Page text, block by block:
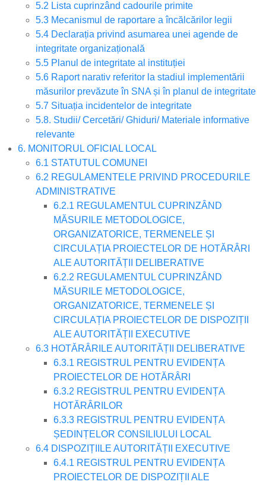
5.2 Lista cuprinzând cadourile primite
5.3 Mecanismul de raportare a încălcărilor legii
5.4 Declarația privind asumarea unei agende de
integritate organizațională
5.5 Planul de integritate al instituției
5.6 Raport narativ referitor la stadiul implementării
măsurilor prevăzute în SNA și în planul de integritate
5.7 Situația incidentelor de integritate
5.8. Studii/ Cercetări/ Ghiduri/ Materiale informative
relevante
6. MONITORUL OFICIAL LOCAL
6.1 STATUTUL COMUNEI
6.2 REGULAMENTELE PRIVIND PROCEDURILE
ADMINISTRATIVE
6.2.1 REGULAMENTUL CUPRINZÂND
MĂSURILE METODOLOGICE,
ORGANIZATORICE, TERMENELE ȘI
CIRCULAȚIA PROIECTELOR DE HOTĂRÂRI
ALE AUTORITĂȚII DELIBERATIVE
6.2.2 REGULAMENTUL CUPRINZÂND
MĂSURILE METODOLOGICE,
ORGANIZATORICE, TERMENELE ȘI
CIRCULAȚIA PROIECTELOR DE DISPOZIȚII
ALE AUTORITĂȚII EXECUTIVE
6.3 HOTĂRÂRILE AUTORITĂȚII DELIBERATIVE
6.3.1 REGISTRUL PENTRU EVIDENȚA
PROIECTELOR DE HOTĂRÂRI
6.3.2 REGISTRUL PENTRU EVIDENȚA
HOTĂRÂRILOR
6.3.3 REGISTRUL PENTRU EVIDENȚA
ȘEDINȚELOR CONSILIULUI LOCAL
6.4 DISPOZIȚIILE AUTORITĂȚII EXECUTIVE
6.4.1 REGISTRUL PENTRU EVIDENȚA
PROIECTELOR DE DISPOZIȚII ALE